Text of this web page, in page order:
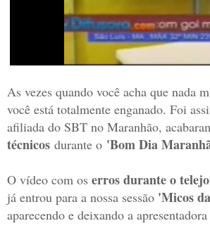
As vezes quando você acha que nada
você está totalmente enganado. Foi
afiliada do SBT no Maranhão,
técnicos durante o 'Bom Dia
O vídeo com os erros durante o
já entrou para a nossa sessão 'Micos
aparecendo e deixando a